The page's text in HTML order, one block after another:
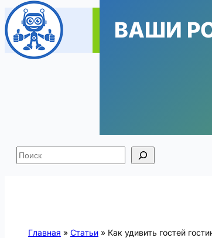
ВАШИ
Поиск
Главная » Статьи » Как удивить гостей